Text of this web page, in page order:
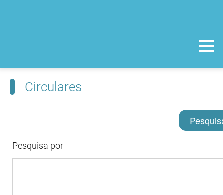
Circulares
Pesquisa por